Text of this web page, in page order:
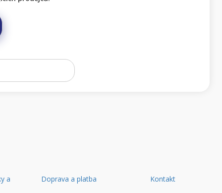
a
Doprava a platba Kontakt